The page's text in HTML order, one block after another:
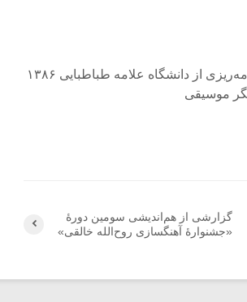
از دانشگاه علامه طباطبایی ۱۳۸۶
موسیقی
گزارشی از هم‌اندیشی سومین دورۀ
«جشنوارۀ آهنگسازی روح‌الله خالقی»